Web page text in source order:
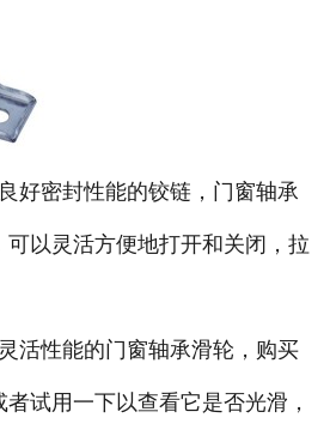
密封性能的铰链，门窗轴承
以灵活方便地打开和关闭，拉
性能的门窗轴承滑轮，购买
试用一下以查看它是否光滑，